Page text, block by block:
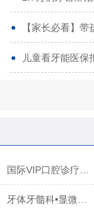
【家长必看】
儿童看牙能医保